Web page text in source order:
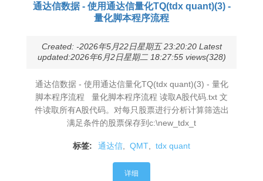
通达信数据 - 使用通达信量化TQ(tdx quant)(3) -
量化脚本程序流程
Created: -2026年5月22日星期五 23:20:20 Latest
updated:2026年6月2日星期二 18:27:55 views(328)
通达信数据 - 使用通达信量化TQ(tdx quant)(3) - 量化
脚本程序流程 量化脚本程序流程 读取A股代码.txt 文
件读取所有A股代码。对每只股票进行分析计算筛选出
满足条件的股票保存到c:\new_tdx_t
标签: 通达信 QMT tdx quant
详细